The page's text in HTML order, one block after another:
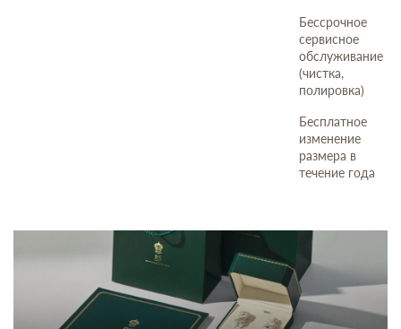
Бессрочное
сервисное
обслуживание
(чистка,
полировка)
Бесплатное
изменение
размера в
течение года